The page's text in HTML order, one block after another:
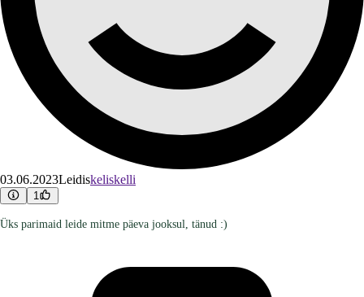
03.06.2023Leidiskeliskelli
1
Üks parimaid leide mitme päeva jooksul, tänud :)